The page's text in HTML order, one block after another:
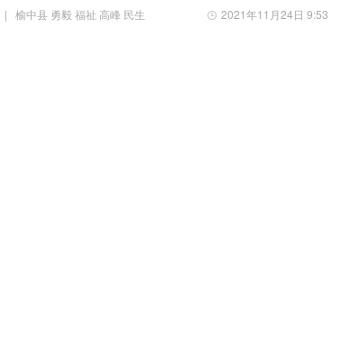
| 榆中县 勇毅福祉 高峰 民生 2021年11月24日 9:53